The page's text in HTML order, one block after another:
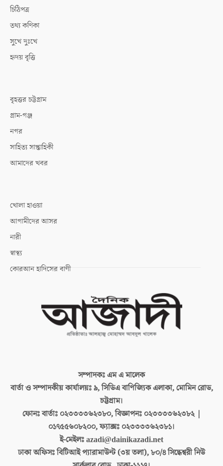
চিঠিপত্র
তথ্য কণিকা
সুখে দুঃখে
হৃদয় বৃত্তি
বৃহত্তর চট্টগ্রাম
গ্রাম-গঞ্জ
নগর
সাহিত্য সাপ্তাহিকী
আমাদের খবর
খোলা হাওয়া
আগামীদের আসর
নারী
স্বাস্থ্য
কোরআন হাদিসের বাণী
সম্পাদকঃএম এ মালেক
বার্তা ও সম্পাদকীয় কার্যালয়ঃ৯, সিডিএ বাণিজ্যিক এলাকা, মোমিন রোড,
চট্টগ্রাম।
ফোনঃ বার্তাঃ ০২৩৩৩৩৬২৩৮০, বিজ্ঞাপনঃ ০২৩৩৩৩৬২৩৮২ |
০১৭৫৫৬০৮২০০, ফ্যাক্সঃ ০২৩৩৩৩৬২৩৮১।
ই-মেইলঃazadi@dainikazadi.net
ঢাকা অফিসঃবিটিআই প্যারামাউন্ট (৩য় তলা), ৮০/৪ সিদ্ধেশ্বরী নিউ